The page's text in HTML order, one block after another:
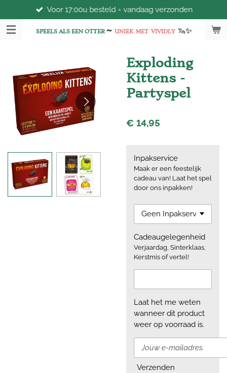
direct
naar
SPEELS ALS EEN OTTER~ UNIEK MET VIVIDLY 🦦✨
Voor 17:00u besteld = vandaag verzonden
Exploding
Kittens -
Partyspel
€ 14,95
Inpakservice
Maak er een feestelijk
cadeau van! Laat het spel
door ons inpakken!
Cadeaugelegenheid
Verjaardag, Sinterklaas,
Kerstmis of vertel!
Laat het me weten
wanneer dit product
weer op voorraad is.
Verzenden